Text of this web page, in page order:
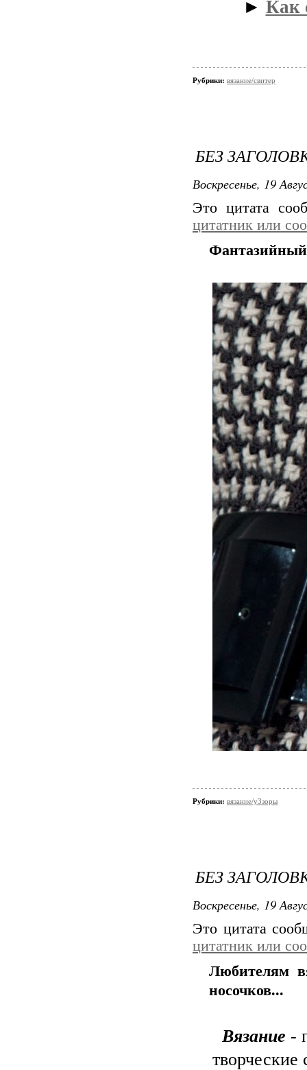
► Как
Рубрики: вязание/свитер
БЕЗ
Воскресенье, 19
Это цитата
цитатник или
Рубрики: вязание/у3зоры
БЕЗ
Воскресенье, 19
Это цитата
цитатник или
Любителям
носочков...
Вязание -
творческие